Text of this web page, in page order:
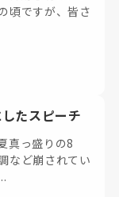
頃ですが、皆さ
たスピーチ
真っ盛りの8
など崩されてい